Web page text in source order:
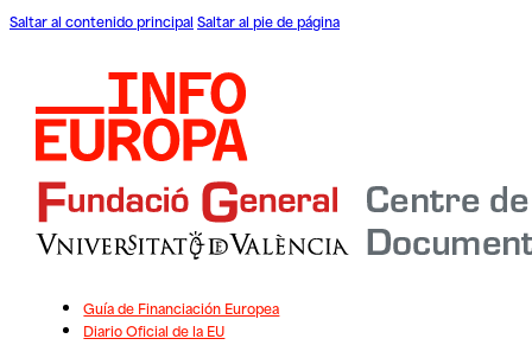
Saltar al contenido principal Saltar al pie de página
Guía de Financiación Europea
Diario Oficial de la EU